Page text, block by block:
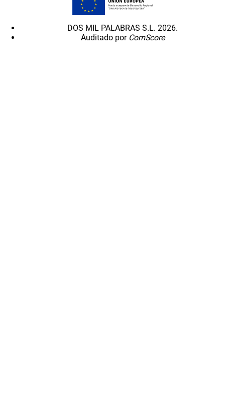
DOS MIL PALABRAS S.L. 2026.
Auditado por ComScore